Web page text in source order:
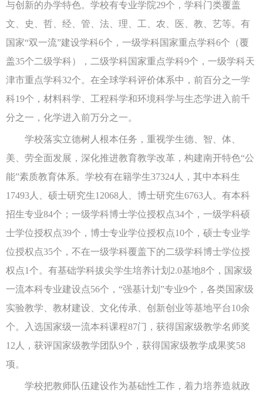
与创新的办学特色。学校有专业学院29个，学科门类覆盖
文、史、哲、经、管、法、理、工、农、医、教、艺等。有
国家“双一流”建设学科6个，一级学科国家重点学科6个（覆
盖35个二级学科），二级学科国家重点学科9个，一级学科天
津市重点学科32个。在全球学科评价体系中，前百分之一学
科19个，材料科学、工程科学和环境科学与生态学进入前千
分之一，化学进入前万分之一。
学校落实立德树人根本任务，重视学生德、智、体、
美、劳全面发展，深化推进教育教学改革，构建南开特色“公
能”素质教育体系。学校有在籍学生37324人，其中本科生
17493人、硕士研究生12068人、博士研究生6763人。有本科
招生专业84个；一级学科博士学位授权点34个，一级学科硕
士学位授权点39个，博士专业学位授权点10个，硕士专业学
位授权点35个，不在一级学科覆盖下的二级学科博士学位授
权点1个。有基础学科拔尖学生培养计划2.0基地8个，国家级
一流本科专业建设点56个，“强基计划”专业9个，各类国家级
实验教学、教材建设、文化传承、创新创业等基地平台10余
个。入选国家级一流本科课程87门，获得国家级教学名师奖
12人，获评国家级教学团队9个，获得国家级教学成果奖58
项。
学校把教师队伍建设作为基础性工作，着力培养造就政